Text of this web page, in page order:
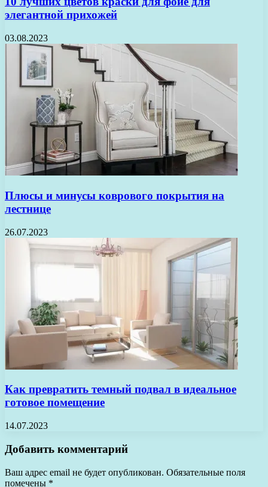
элегантной прихожей
03.08.2023
Плюсы и минусы коврового покрытия на
лестнице
26.07.2023
Как превратить темный подвал в идеальное
готовое помещение
14.07.2023
Добавить комментарий
Ваш адрес email не будет опубликован. Обязательные поля
помечены *